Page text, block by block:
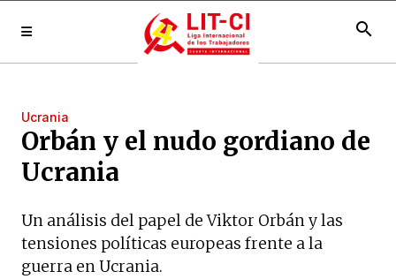
search
Ucrania
Orbán y el nudo gordiano de
Ucrania
Un análisis del papel de Viktor Orbán y las
tensiones políticas europeas frente a la
guerra en Ucrania.